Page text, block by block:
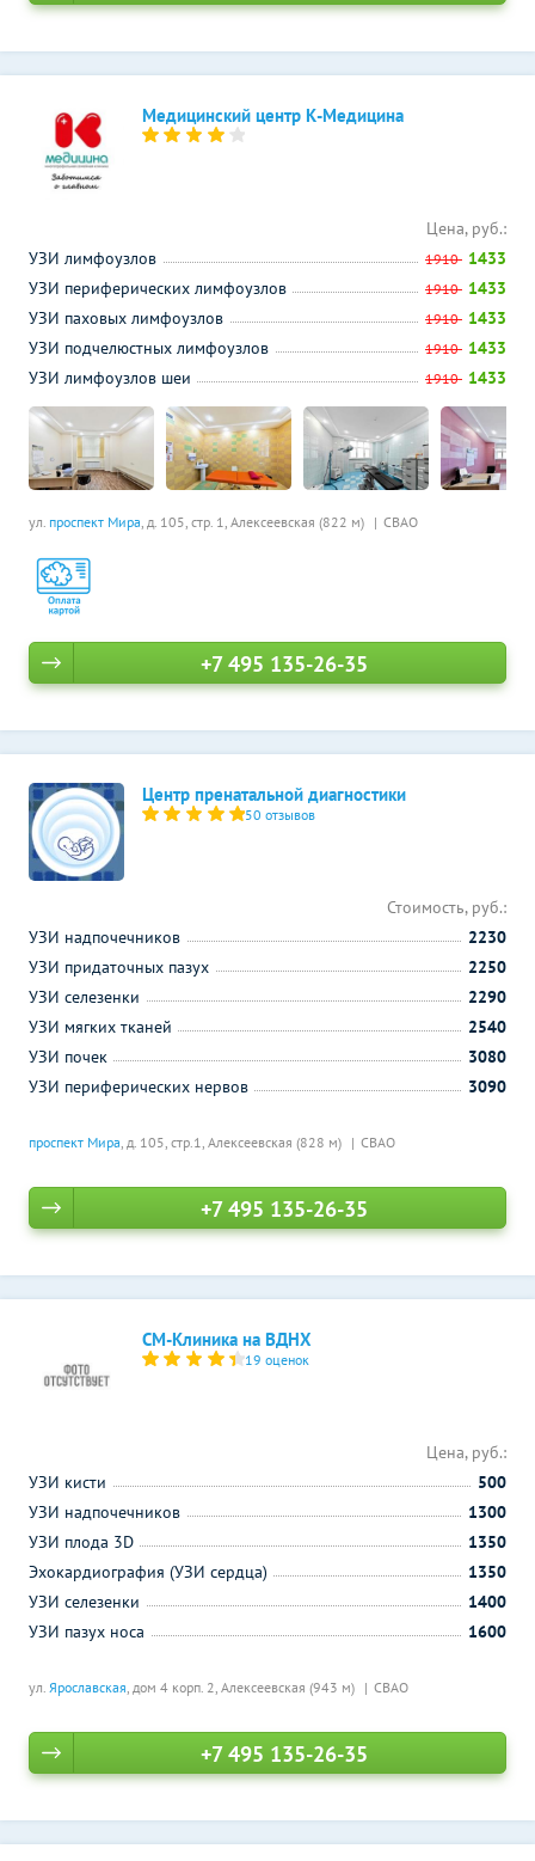
Медицинский центр К-Медицина
ул. проспект Мира, д. 105, стр. 1, Алексеевская (822 м) СВАО
Цена, руб.:
УЗИ лимфоузлов
1910 1433
УЗИ периферических лимфоузлов
1910 1433
УЗИ паховых лимфоузлов
1910 1433
УЗИ подчелюстных лимфоузлов
1910 1433
УЗИ лимфоузлов шеи
1910 1433
+7 495 135-26-35
Центр пренатальной диагностики
50 отзывов
проспект Мира, д. 105, стр.1, Алексеевская (828 м) СВАО
Стоимость, руб.:
УЗИ надпочечников
2230
УЗИ придаточных пазух
2250
УЗИ селезенки
2290
УЗИ мягких тканей
2540
УЗИ почек
3080
УЗИ периферических нервов
3090
+7 495 135-26-35
СМ-Клиника на ВДНХ
19 оценок
ул. Ярославская, дом 4 корп. 2, Алексеевская (943 м) СВАО
Цена, руб.:
УЗИ кисти
500
УЗИ надпочечников
1300
УЗИ плода 3D
1350
Эхокардиография (УЗИ сердца)
1350
УЗИ селезенки
1400
УЗИ пазух носа
1600
+7 495 135-26-35